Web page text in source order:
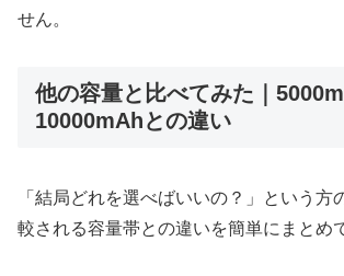
せん。
他の容量と比べてみた｜
10000mAhとの違い
「結局どれを選べばいいの？」という方
較される容量帯との違いを簡単にまとめ